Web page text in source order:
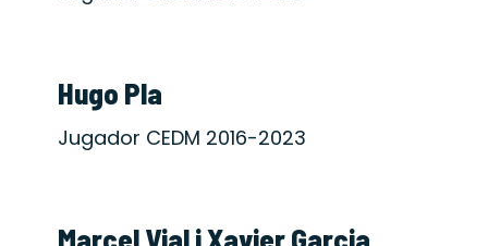
Hugo Pla
Jugador CEDM 2016-2023
Marcel Vial i Xavier Garcia